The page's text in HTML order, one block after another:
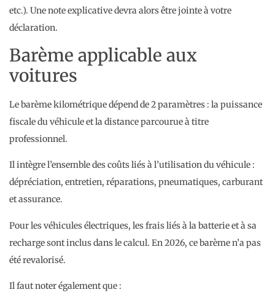
etc.). Une note explicative devra alors être jointe à votre
déclaration.
Barème applicable aux
voitures
Le barème kilométrique dépend de 2 paramètres : la puissance
fiscale du véhicule et la distance parcourue à titre
professionnel.
Il intègre l’ensemble des coûts liés à l’utilisation du véhicule :
dépréciation, entretien, réparations, pneumatiques, carburant
et assurance.
Pour les véhicules électriques, les frais liés à la batterie et à sa
recharge sont inclus dans le calcul. En 2026, ce barème n’a pas
été revalorisé.
Il faut noter également que :